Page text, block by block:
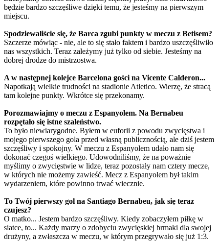
będzie bardzo szczęśliwe dzięki temu, że jesteśmy na pierwszym
miejscu.
Spodziewaliście się, że Barca zgubi punkty w meczu z Betisem?
Szczerze mówiąc - nie, ale to się stało faktem i bardzo uszczęśliwiło
nas wszystkich. Teraz zależymy już tylko od siebie. Jesteśmy na
dobrej drodze do mistrzostwa.
A w następnej kolejce Barcelona gości na Vicente Calderon...
Napotkają wielkie trudności na stadionie Atletico. Wierzę, że stracą
tam kolejne punkty. Wkrótce się przekonamy.
Porozmawiajmy o meczu z Espanyolem. Na Bernabeu
rozpętało się istne szaleństwo.
To było niewiarygodne. Byłem w euforii z powodu zwycięstwa i
mojego pierwszego gola przed własną publicznością, ale dziś jestem
szczęśliwy i spokojny. W meczu z Espanyolem udało nam się
dokonać czegoś wielkiego. Udowodniliśmy, że na poważnie
myślimy o zwycięstwie w lidze, teraz pozostały nam cztery mecze,
w których nie możemy zawieść. Mecz z Espanyolem był takim
wydarzeniem, które powinno trwać wiecznie.
To Twój pierwszy gol na Santiago Bernabeu, jak się teraz
czujesz?
O matko... Jestem bardzo szczęśliwy. Kiedy zobaczyłem piłkę w
siatce, to... Każdy marzy o zdobyciu zwycięskiej brmaki dla swojej
drużyny, a zwłaszcza w meczu, w którym przegrywało się już 1:3.